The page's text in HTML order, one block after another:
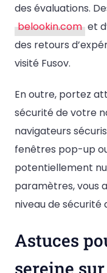
des évaluations.
belookin.com et
des retours
visité Fusov.
En outre, portez
sécurité de votre
navigateurs
fenêtres pop-up
potentiellement
paramètres, vous
niveau de sécurité
Astuces